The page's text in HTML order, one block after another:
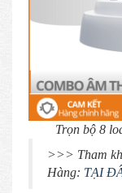
Trọn bộ 8
>>> Tham
Hàng: TẠI